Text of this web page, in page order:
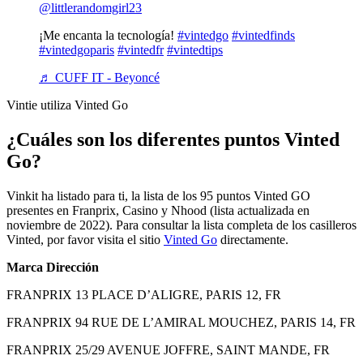
@littlerandomgirl23
¡Me encanta la tecnología! #vintedgo #vintedfinds
#vintedgoparis #vintedfr #vintedtips
♬ CUFF IT - Beyoncé
Vintie utiliza Vinted Go
¿Cuáles son los diferentes puntos Vinted
Go?
Vinkit ha listado para ti, la lista de los 95 puntos Vinted GO
presentes en Franprix, Casino y Nhood (lista actualizada en
noviembre de 2022). Para consultar la lista completa de los casilleros
Vinted, por favor visita el sitio Vinted Go directamente.
Marca Dirección
FRANPRIX 13 PLACE D’ALIGRE, PARIS 12, FR
FRANPRIX 94 RUE DE L’AMIRAL MOUCHEZ, PARIS 14, FR
FRANPRIX 25/29 AVENUE JOFFRE, SAINT MANDE, FR